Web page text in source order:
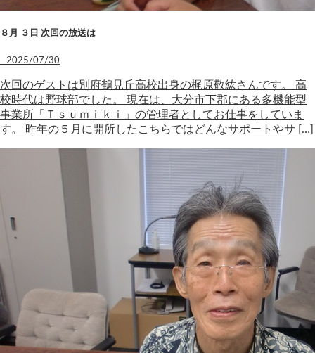
８月 ３日 次回の放送は
2025/07/30
次回のゲストは別府鶴見丘高校出身の梶原敬紘さんです。 高
校時代は野球部でした。 現在は、大分市下郡にある多機能型
事業所「Ｔｓｕｍｉｋｉ」の管理者としてお仕事をしていま
す。 昨年の５月に開所したこちらではどんなサポートやサ […]